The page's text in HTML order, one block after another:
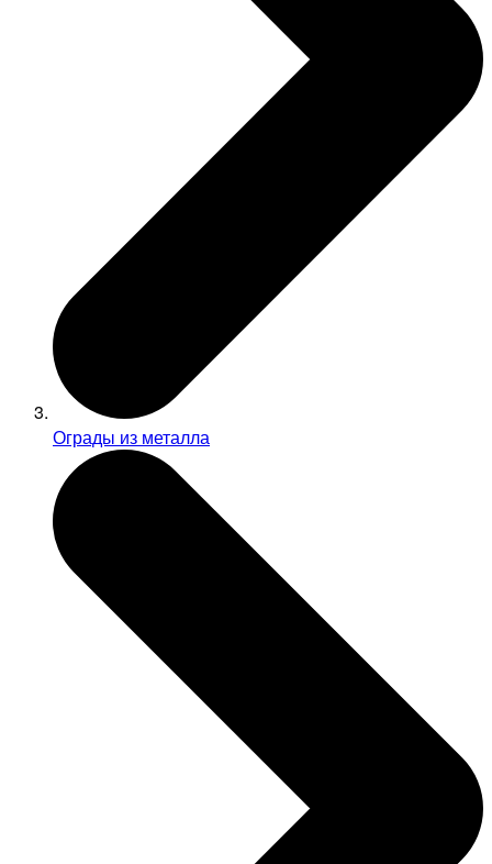
Ограды из металла